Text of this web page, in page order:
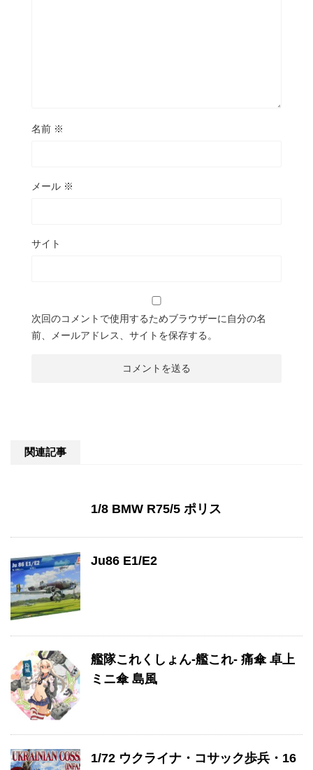
名前 ※
メール ※
サイト
次回のコメントで使用するためブラウザーに自分の名
前、メールアドレス、サイトを保存する。
関連記事
1/8 BMW R75/5 ポリス
Ju86 E1/E2
艦隊これくしょん-艦これ- 痛傘 卓上
ミニ傘 島風
1/72 ウクライナ・コサック歩兵・16